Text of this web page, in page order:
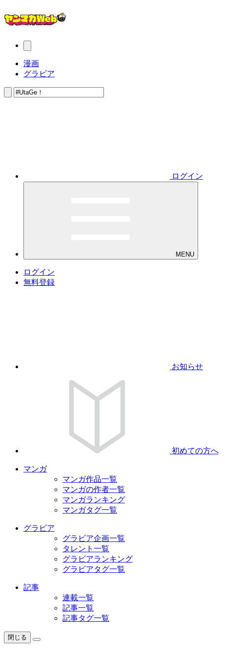
漫画
グラビア
ログイン
MENU
ログイン
無料登録
お知らせ
初めての方へ
マンガ
マンガ作品一覧
マンガの作者一覧
マンガランキング
マンガタグ一覧
グラビア
グラビア企画一覧
タレント一覧
グラビアランキング
グラビアタグ一覧
記事
連載一覧
記事一覧
記事タグ一覧
閉じる